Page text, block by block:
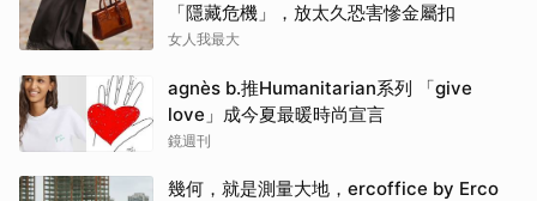
「隱藏危機」，放太久恐害慘金屬扣
女人我最大
agnès b.推Humanitarian系列 「give
love」成今夏最暖時尚宣言
鏡週刊
幾何，就是測量大地，ercoffice by Erco